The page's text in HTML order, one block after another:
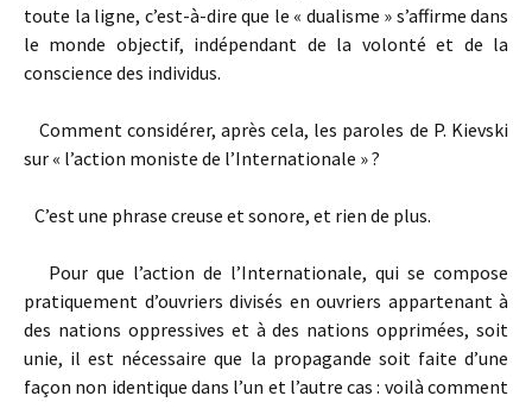
toute la ligne, c’est-à-dire que le « dualisme » s’affirme dans
le monde objectif, indépendant de la volonté et de la
conscience des individus.
Comment considérer, après cela, les paroles de P. Kievski
sur « l’action moniste de l’Internationale » ?
C’est une phrase creuse et sonore, et rien de plus.
Pour que l’action de l’Internationale, qui se compose
pratiquement d’ou­vriers divisés en ouvriers appartenant à
des nations oppressives et à des nations opprimées, soit
unie, il est nécessaire que la propagande soit faite d’une
façon non identique dans l’un et l’autre cas : voilà comment